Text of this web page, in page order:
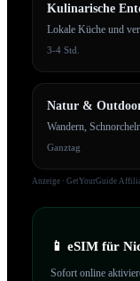
Kulinarische
Lokale Küche und
3-4 Std.
Natur &
Wandern,
Ganztag
Anzeige · GetYourGuide
📱 eSIM für
Sofort online